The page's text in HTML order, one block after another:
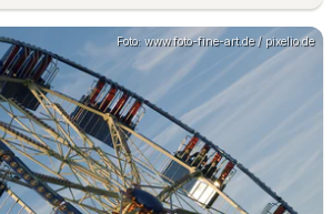
Foto: www.foto-fine-art.de / pixelio.de